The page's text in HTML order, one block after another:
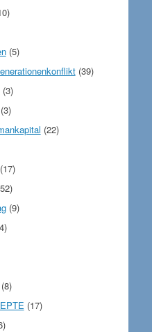
(5)
(39)
(3)
(22)
(9)
(17)